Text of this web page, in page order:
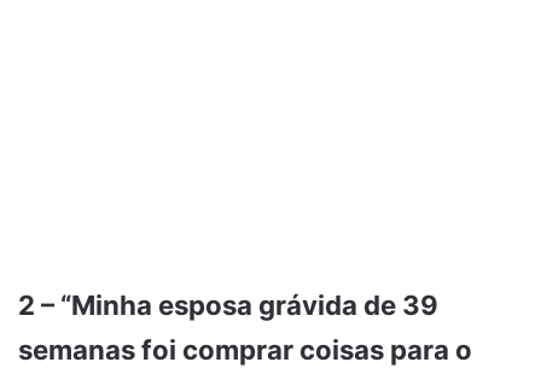
2 – “Minha esposa grávida de 39
semanas foi comprar coisas para o